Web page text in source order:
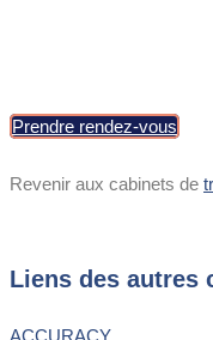
Prendre rendez-vous
Revenir aux cabinets de
Liens des autres
ACCURACY